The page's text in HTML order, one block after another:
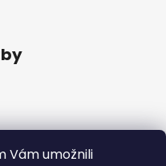
Vám umožnili